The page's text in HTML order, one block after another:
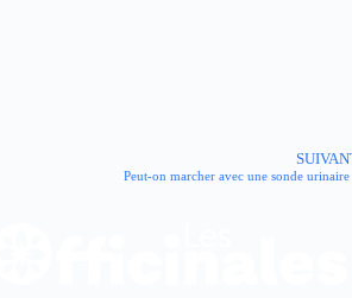
Peut-on marcher avec une sonde urinaire